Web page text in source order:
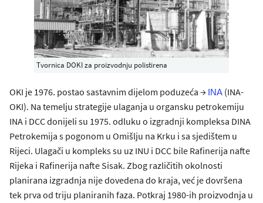
Tvornica DOKI za proizvodnju polistirena
OKI je 1976. postao sastavnim dijelom poduzeća → INA (INA-
OKI). Na temelju strategije ulaganja u organsku petrokemiju
INA i DCC donijeli su 1975. odluku o izgradnji kompleksa DINA
Petrokemija s pogonom u Omišlju na Krku i sa sjedištem u
Rijeci. Ulagači u kompleks su uz INU i DCC bile Rafinerija nafte
Rijeka i Rafinerija nafte Sisak. Zbog različitih okolnosti
planirana izgradnja nije dovedena do kraja, već je dovršena
tek prva od triju planiranih faza. Potkraj 1980-ih proizvodnja u